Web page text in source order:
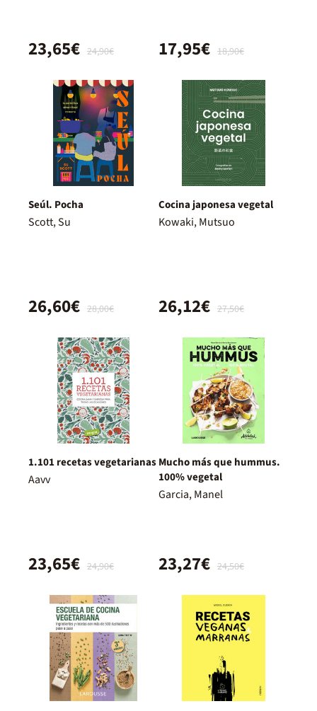
24,90€
23,65€ 18,90€
17,95€
Seúl. Pocha
Scott, Su
28,00€
26,60€
Cocina japonesa vegetal
Kowaki, Mutsuo
27,50€
26,12€
1.101 recetas vegetarianas
Aavv
24,90€
23,65€
Mucho más que hummus.
100% vegetal
Garcia, Manel
24,50€
23,27€